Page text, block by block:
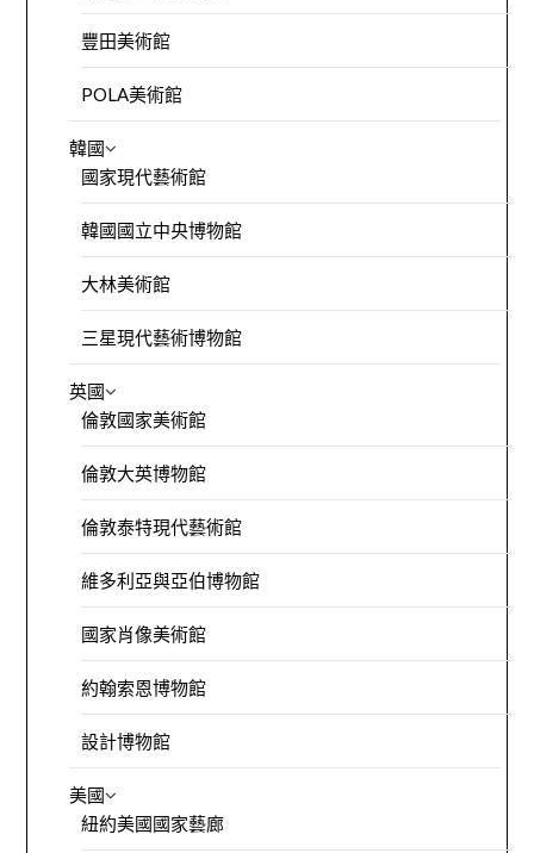
豐田美術館
POLA美術館
韓國
國家現代藝術館
韓國國立中央博物館
大林美術館
三星現代藝術博物館
英國
倫敦國家美術館
倫敦大英博物館
倫敦泰特現代藝術館
維多利亞與亞伯博物館
國家肖像美術館
約翰索恩博物館
設計博物館
美國
紐約美國國家藝廊